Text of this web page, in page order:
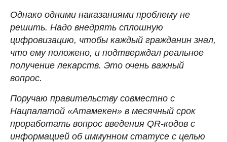
Однако одними наказаниями проблему не
решить. Надо внедрять сплошную
цифровизацию, чтобы каждый гражданин знал,
что ему положено, и подтверждал реальное
получение лекарств. Это очень важный
вопрос.
Поручаю правительству совместно с
Нацпалатой «Атамекен» в месячный срок
проработать вопрос введения QR-кодов с
информацией об иммунном статусе с целью